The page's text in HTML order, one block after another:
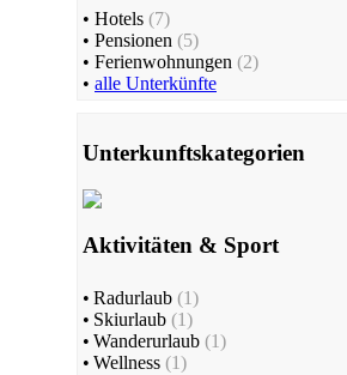
• Hotels (7)
• Pensionen (5)
• Ferienwohnungen (2)
• alle Unterkünfte
Unterkunftskategorien
Aktivitäten & Sport
• Radurlaub (1)
• Skiurlaub (1)
• Wanderurlaub (1)
• Wellness (1)